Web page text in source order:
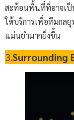
สะท้อนพื้นที่ที่อาจเป็
ให้บริการเพื่อทีมกล
แม่นยำมากยิ่งขึ้น
3.Surrounding